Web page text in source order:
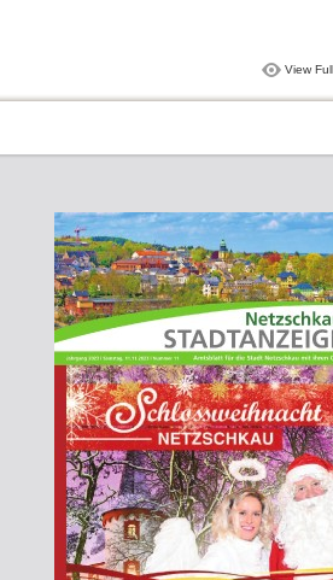
View